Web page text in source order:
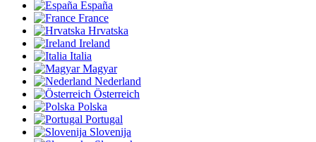
España
France
Hrvatska
Ireland
Italia
Magyar
Nederland
Österreich
Polska
Portugal
Slovenija